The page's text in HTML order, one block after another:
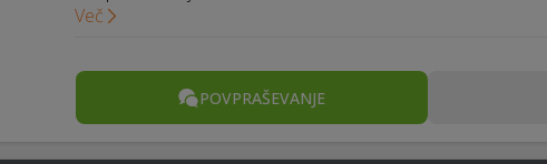
Več
POVPRAŠEVANJE